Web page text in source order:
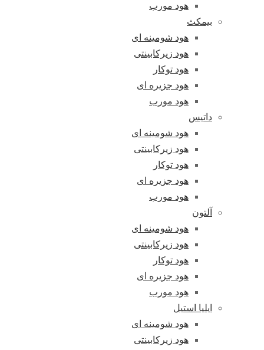
هود مورب
بیمکث
هود شومینه ای
هود زیرکابینتی
هود توکار
هود جزیره ای
هود مورب
داتیس
هود شومینه ای
هود زیرکابینتی
هود توکار
هود جزیره ای
هود مورب
آلتون
هود شومینه ای
هود زیرکابینتی
هود توکار
هود جزیره ای
هود مورب
ایلیا استیل
هود شومینه ای
هود زیرکابینتی